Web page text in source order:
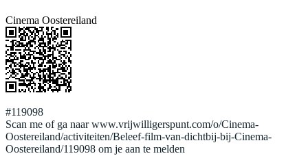
Cinema Oostereiland
#119098
Scan me of ga naar www.vrijwilligerspunt.com/o/Cinema-
Oostereiland/activiteiten/Beleef-film-van-dichtbij-bij-Cinema-
Oostereiland/119098 om je aan te melden